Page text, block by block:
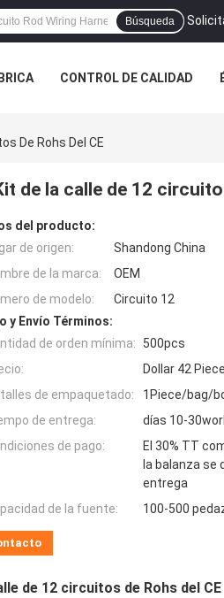
Búsqueda
CONTROL DE CALIDAD
De Rohs Del CE
de la calle de 12
del producto:
de origen:
Shandong China
de la marca:
OEM
de modelo:
Circuito 12
y Envío Términos:
de orden mínima:
500pcs
Dollar 42 Piece
de empaquetado:
1Piece/bag/
de entrega:
días 10-
de pago:
El 30% TT
la balanza se
entrega
de la fuente:
100-500
de 12 circuitos de Rohs del CE